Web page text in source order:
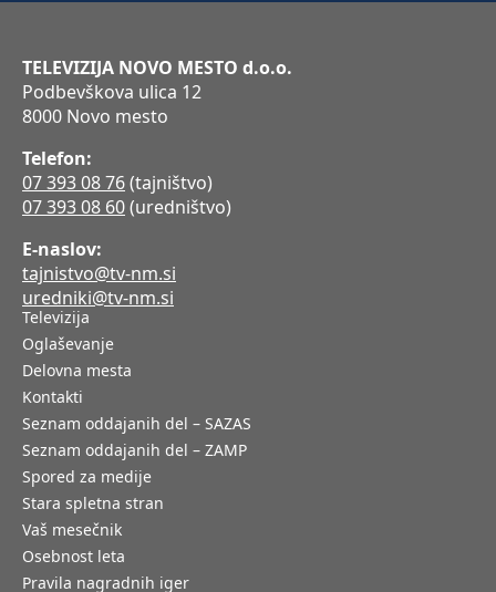
TELEVIZIJA NOVO MESTO d.o.o.
Podbevškova ulica 12
8000 Novo mesto
Telefon:
07 393 08 76(tajništvo)
07 393 08 60(uredništvo)
E-naslov:
tajnistvo@tv-nm.si
uredniki@tv-nm.si
Televizija
Oglaševanje
Delovna mesta
Kontakti
Seznam oddajanih del – SAZAS
Seznam oddajanih del – ZAMP
Spored za medije
Stara spletna stran
Vaš mesečnik
Osebnost leta
Pravila nagradnih iger